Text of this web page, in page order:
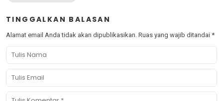
TINGGALKAN BALASAN
Alamat email Anda tidak akan dipublikasikan. Ruas yang wajib ditandai *